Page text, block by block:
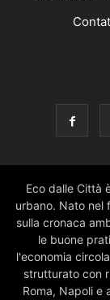
Eco dalle Città
urbano. Nato nel
sulla cronaca
le buone
l'economia
strutturato con
Roma, Napoli e